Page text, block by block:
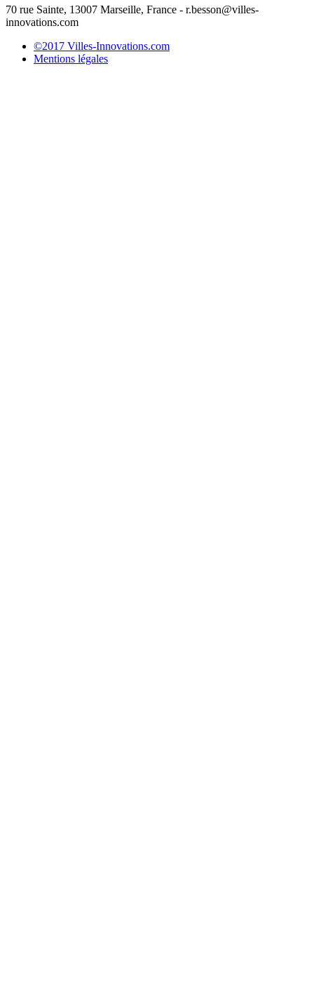
70 rue Sainte, 13007 Marseille, France - r.besson@villes-
innovations.com
©2017 Villes-Innovations.com
Mentions légales